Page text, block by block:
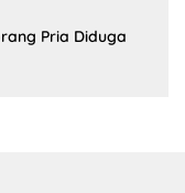
Pria Diduga